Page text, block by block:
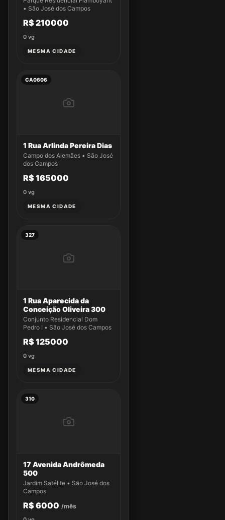
• São José dos Campos
R$ 210000
0 vg
MESMA CIDADE
CA0606
1 Rua Arlinda Pereira Dias
Campo dos Alemães • São José
dos Campos
R$ 165000
0 vg
MESMA CIDADE
327
1 Rua Aparecida da
Conceição Oliveira 300
Conjunto Residencial Dom
Pedro I • São José dos Campos
R$ 125000
0 vg
MESMA CIDADE
310
17 Avenida Andrômeda
500
Jardim Satélite • São José dos
Campos
R$ 6000 /mês